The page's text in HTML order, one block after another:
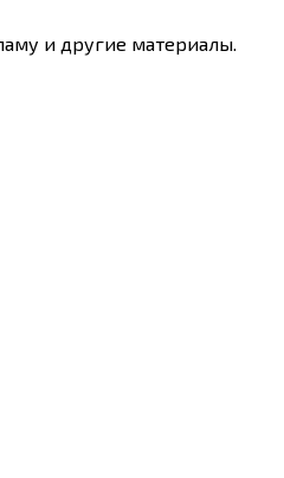
и другие материалы.